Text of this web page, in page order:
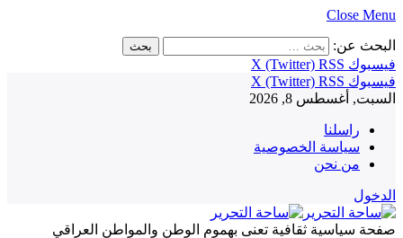
Close Menu
البحث عن:
فيسبوك
X (Twitter) RSS
فيسبوك
X (Twitter) RSS
السبت, أغسطس 8, 2026
راسلنا
سياسة الخصوصية
من نحن
الدخول
صفحة سياسية ثقافية تعنى بهموم الوطن والمواطن العراقي